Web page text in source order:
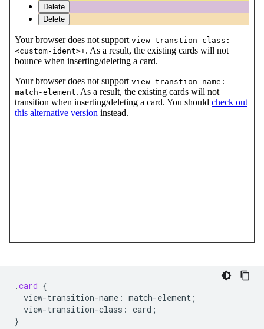
.card {
view-transition-name : match-element ;
view-transition-class : card ;
}